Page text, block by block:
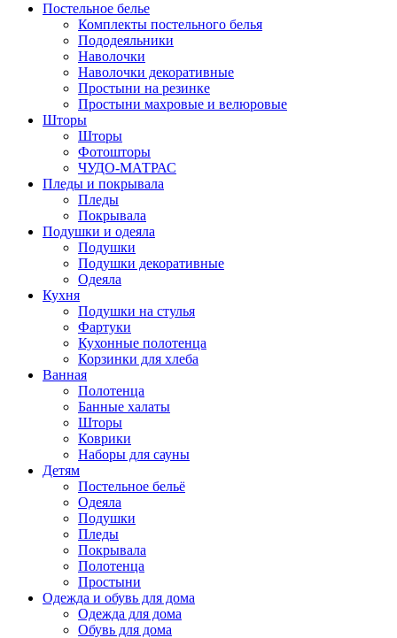
Постельное белье
Комплекты постельного белья
Пододеяльники
Наволочки
Наволочки декоративные
Простыни на резинке
Простыни махровые и велюровые
Шторы
Шторы
Фотошторы
ЧУДО-МАТРАС
Пледы и покрывала
Пледы
Покрывала
Подушки и одеяла
Подушки
Подушки декоративные
Одеяла
Кухня
Подушки на стулья
Фартуки
Кухонные полотенца
Корзинки для хлеба
Ванная
Полотенца
Банные халаты
Шторы
Коврики
Наборы для сауны
Детям
Постельное бельё
Одеяла
Подушки
Пледы
Покрывала
Полотенца
Простыни
Одежда и обувь для дома
Одежда для дома
Обувь для дома